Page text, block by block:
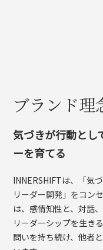
ブランド理
気づきが行動とし
ーを育てる
INNERSHIFTは、「気
リーダー開発」をコン
は、感情知性と、対話
リーダーシップを生き
問いを持ち続け、他者